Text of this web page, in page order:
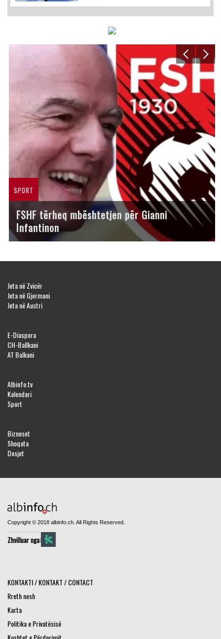
SPORT
FSHF tërheq mbështetjen për Gianni
Infantinon
Jeta në Zvicër
Jeta në Gjermani
Jeta në Austri
E-Diaspora
CH-Ballkani
AT Balkani
Albinfo.tv
Kalendari
Sport
Bizneset
Shoqata
Dosjet
Copyright © 2018 albinfo.ch. All Rights Reserved.
Zhvilluar nga:
KONTAKTI / KONTAKT / CONTACT
Rreth nesh
Karta
Politika e Privatësisë